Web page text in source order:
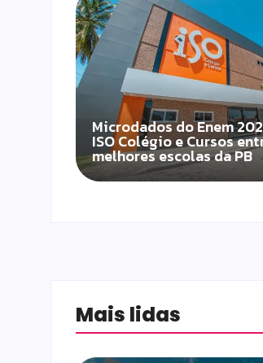
Microdados do Enem
ISO Colégio e Cursos
melhores escolas da PB
Mais lidas